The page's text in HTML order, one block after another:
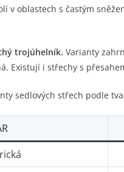
v oblastech s častým
trojúhelník. Varianty
Existují i střechy s
sedlových střech podle